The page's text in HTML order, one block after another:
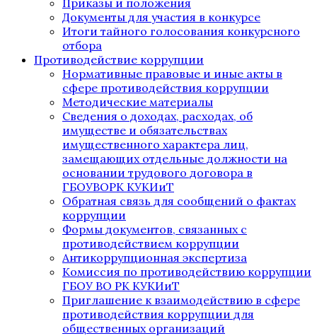
Приказы и положения
Документы для участия в конкурсе
Итоги тайного голосования конкурсного
отбора
Противодействие коррупции
Нормативные правовые и иные акты в
сфере противодействия коррупции
Методические материалы
Сведения о доходах, расходах, об
имуществе и обязательствах
имущественного характера лиц,
замещающих отдельные должности на
основании трудового договора в
ГБОУВОРК КУКИиТ
Обратная связь для сообщений о фактах
коррупции
Формы документов, связанных с
противодействием коррупции
Антикоррупционная экспертиза
Комиссия по противодействию коррупции
ГБОУ ВО РК КУКИиТ
Приглашение к взаимодействию в сфере
противодействия коррупции для
общественных организаций